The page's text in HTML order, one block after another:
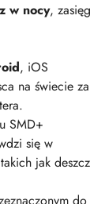
w nocy, zasięg
, iOS
na świecie za
SMD+
się w
jak deszcz